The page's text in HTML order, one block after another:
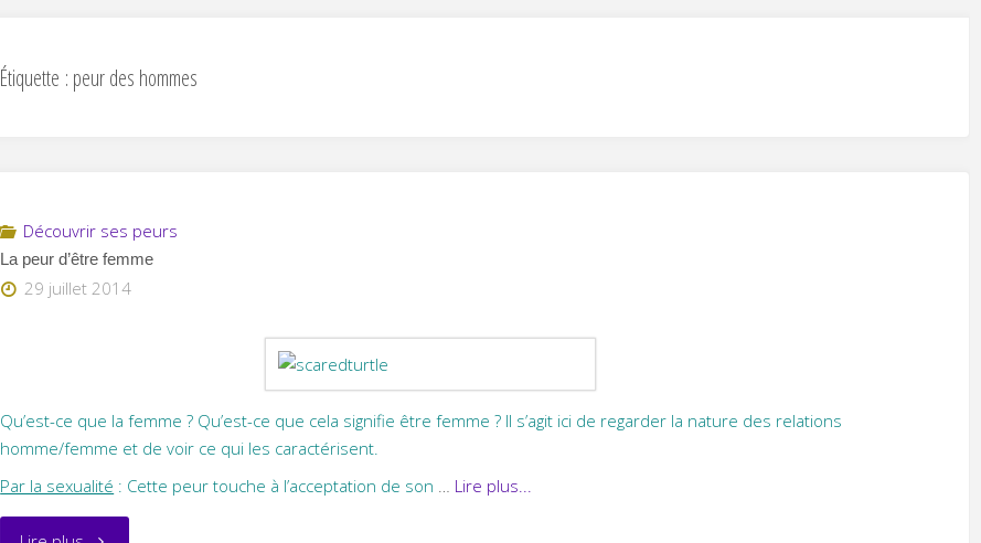
Étiquette : peur des hommes
Découvrir ses peurs
La peur d’être femme
29 juillet 2014
Qu’est-ce que la femme ? Qu’est-ce que cela signifie être femme ? Il s’agit ici de regarder la nature des relations
homme/femme et de voir ce qui les caractérisent.
Par la sexualité : Cette peur touche à l’acceptation de son … Lire plus...